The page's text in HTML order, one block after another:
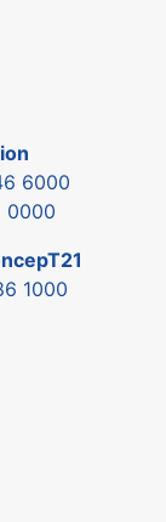
6000
0000
1000